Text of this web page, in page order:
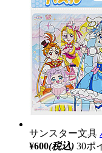
サンスター文具
¥600(税込) 30ポ